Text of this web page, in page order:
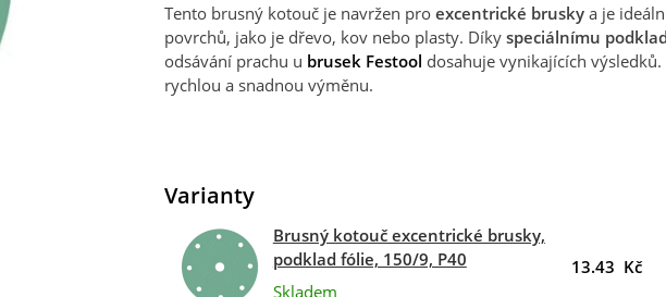
Tento brusný kotouč je navržen pro excentrické bruskya je
povrchů, jako je dřevo, kov nebo plasty. Díky speciálnímu
odsávání prachu u brusek Festool dosahuje vynikajících
rychlou a snadnou výměnu.
Varianty
Brusný kotouč excentrické brusky,
podklad fólie, 150/9, P40
Skladem
13.43 Kč